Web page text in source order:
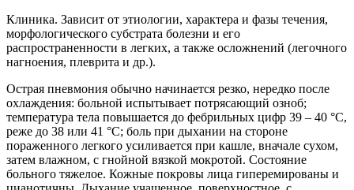
Клиника. Зависит от этиологии, характера и фазы течения,
морфологического субстрата болезни и его
распространенности в легких, а также осложнений (легочного
нагноения, плеврита и др.).
Острая пневмония обычно начинается резко, нередко после
охлаждения: больной испытывает потрясающий озноб;
температура тела повышается до фебрильных цифр 39 – 40 °С,
реже до 38 или 41 °С; боль при дыхании на стороне
пораженного легкого усиливается при кашле, вначале сухом,
затем влажном, с гнойной вязкой мокротой. Состояние
больного тяжелое. Кожные покровы лица гиперемированы и